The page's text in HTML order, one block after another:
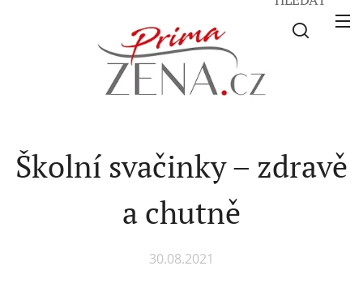
Školní svačinky – zdravě
a chutně
30.08.2021